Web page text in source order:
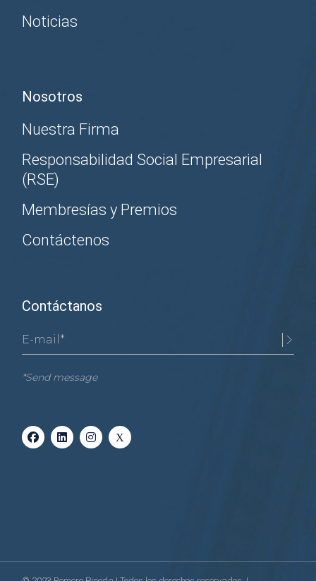
Noticias
Nosotros
Nuestra Firma
Responsabilidad Social Empresarial
(RSE)
Membresías y Premios
Contáctenos
Contáctanos
*Send message